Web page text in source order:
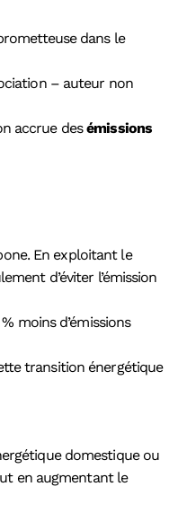
dans le
– auteur non
accrue desémissions
En exploitant le
d’éviter l’émission
moins d’émissions
transition énergétique
domestique ou
en augmentant le